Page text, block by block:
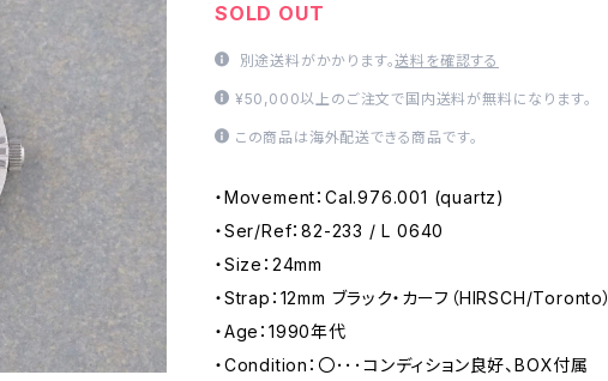
SOLD OUT
別途送料がかかります。送料を確認する
¥50,000以上のご注文で国内送料が無料になります。
この商品は海外配送できる商品です。
・Movement：Cal.976.001 (quartz)
・Ser/Ref：82-233 / L 0640
・Size：24mm
・Strap：12mm ブラック・カーフ（HIRSCH/Toronto）
・Age：1990年代
・Condition：〇･･･コンディション良好、BOX付属